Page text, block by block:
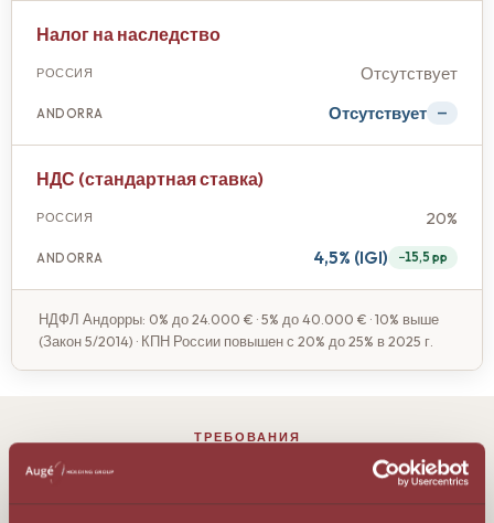
Налог на наследство
Отсутствует
Отсутствует
—
НДС (стандартная ставка)
20%
4,5% (IGI)
−15,5 pp
НДФЛ Андорры: 0% до 24.000 € · 5% до 40.000 € · 10% выше
(Закон 5/2014) · КПН России повышен с 20% до 25% в 2025 г.
ТРЕБОВАНИЯ
Что нужно для переноса
налогового резидентства?